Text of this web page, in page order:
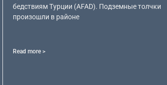
бедствиям Турции (AFAD). Подземные толчки
произошли в районе
Read more >